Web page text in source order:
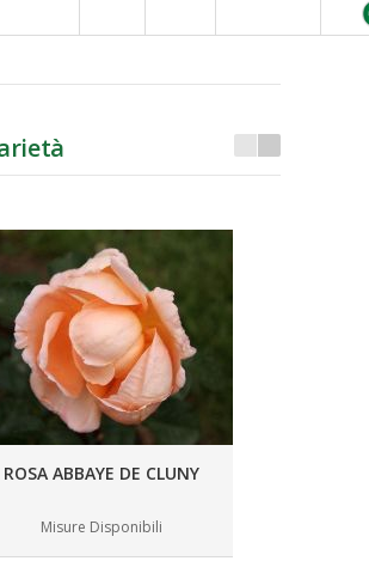
ROSA ABBAYE DE CLUNY
Misure Disponibili